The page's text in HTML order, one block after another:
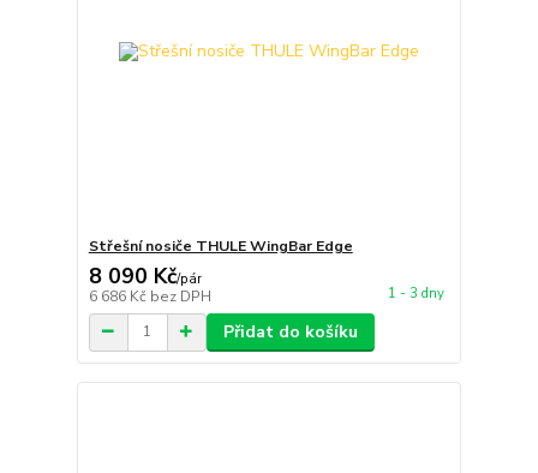
Střešní nosiče THULE WingBar Edge
8 090 Kč/pár
6 686 Kč bez DPH 1 - 3 dny
Přidat do košíku